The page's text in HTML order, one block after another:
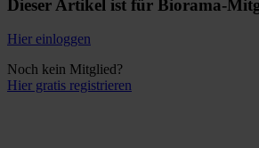
Dieser Artikel ist für Biorama-
Hier einloggen
Noch kein Mitglied?
Hier gratis registrieren